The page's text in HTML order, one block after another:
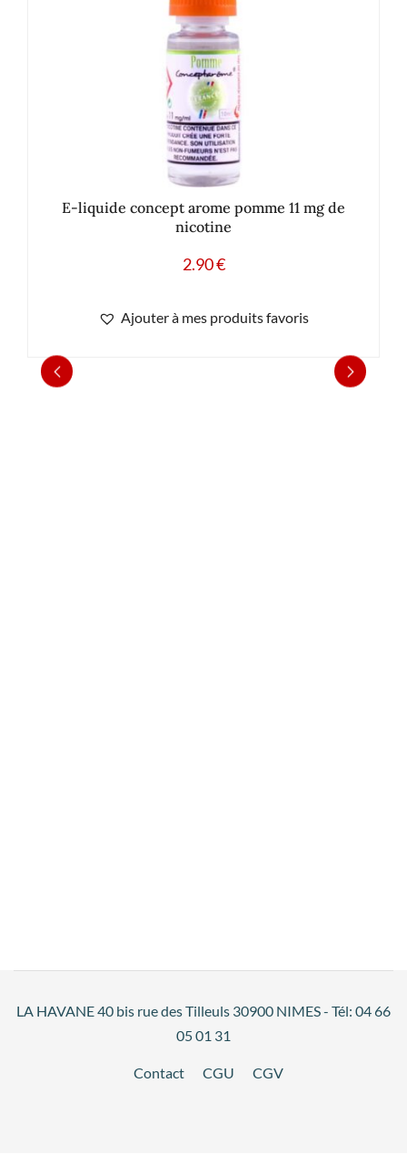
E-liquide concept arome pomme 11 mg de
nicotine
2.90€
Ajouter à mes produits favoris
LA HAVANE 40 bis rue des Tilleuls 30900 NIMES - Tél: 04 66
05 01 31
Contact CGU CGV